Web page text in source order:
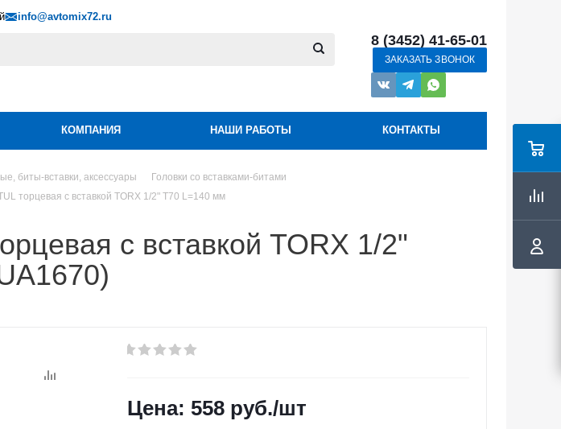
info@avtomix72.ru
8 (3452) 41-65-01
ЗАКАЗАТЬ ЗВОНОК
КОМПАНИЯ НАШИ РАБОТЫ КОНТАКТЫ
биты-вставки, аксессуары
Головки со вставками-битами
торцевая с вставкой TORX 1/2" T70 L=140 мм
с вставкой TORX 1/2"
558 руб./шт